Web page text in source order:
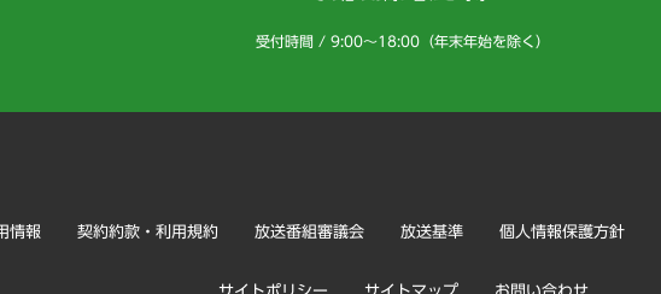
受付時間 / 9:00～18:00（年末年始を除く）
情報 契約約款・利用規約 放送番組審議会 放送基準 個人情報保護方針